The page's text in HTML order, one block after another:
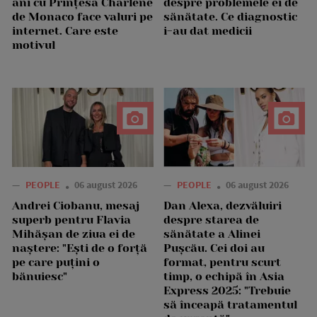
de Monaco face valuri pe
internet. Care este
motivul
sănătate. Ce diagnostic
i-au dat medicii
— PEOPLE 06 august 2026
Andrei Ciobanu, mesaj
superb pentru Flavia
Mihășan de ziua ei de
naștere: "Ești de o forță
pe care puțini o
bănuiesc"
— PEOPLE 06 august 2026
Dan Alexa, dezvăluiri
despre starea de
sănătate a Alinei
Pușcău. Cei doi au
format, pentru scurt
timp, o echipă în Asia
Express 2025: "Trebuie
să înceapă tratamentul